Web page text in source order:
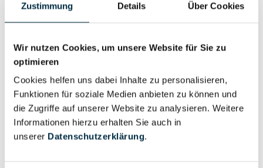
Zustimmung Details Über Cookies
Wir nutzen Cookies, um unsere Website für Sie zu
optimieren
Cookies helfen uns dabei Inhalte zu personalisieren,
Funktionen für soziale Medien anbieten zu können und
die Zugriffe auf unserer Website zu analysieren. Weitere
Informationen hierzu erhalten Sie auch in
unserer Datenschutzerklärung.
Eigentums- und Kontrollstruktur
Gesellschafterstruktur
Vollständiges
Unternehmensprofil